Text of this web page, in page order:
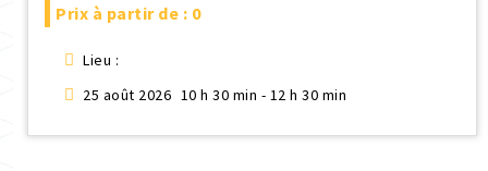
Prix à partir de : 0
Lieu :
25 août 2026 10 h 30 min - 12 h 30 min